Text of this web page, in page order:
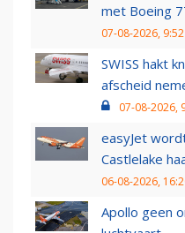
met Boeing
07-08-2026, 9:52
SWISS hakt
afscheid
07-08-2026,
easyJet
Castlelake
06-08-2026,
Apollo geen